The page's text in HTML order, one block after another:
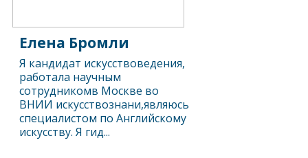
Елена Бромли
Я кандидат искусствоведения,
работала научным
сотрудникомв Москве во
ВНИИ искусствознани,являюсь
специалистом по Английскому
искусству. Я гид...